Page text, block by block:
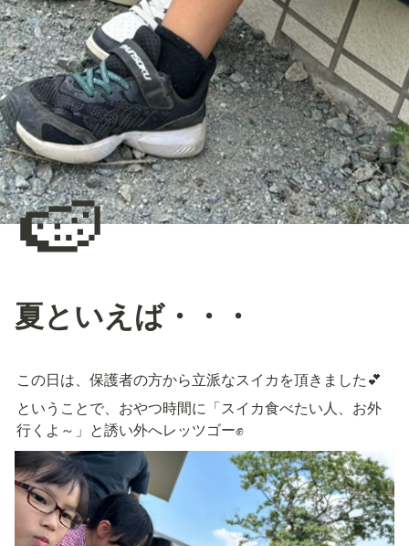
🍉
夏といえば・・・
この日は、保護者の方から立派なスイカを頂きました💕
ということで、おやつ時間に「スイカ食べたい人、お外
行くよ～」と誘い外へレッツゴー✊